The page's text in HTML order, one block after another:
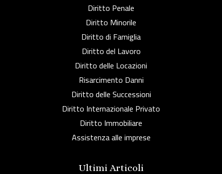
Diritto Penale
Diritto Minorile
Diritto di Famiglia
Diritto del Lavoro
Diritto delle Locazioni
Risarcimento Danni
Diritto delle Successioni
Diritto Internazionale Privato
Diritto Immobiliare
Assistenza alle imprese
Ultimi Articoli